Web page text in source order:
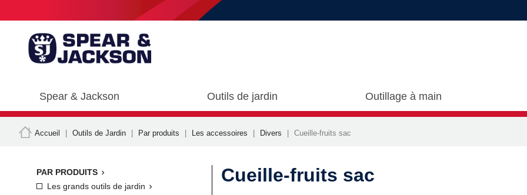
Spear & Jackson Outils de jardin Outillage à main
Accueil Outils de Jardin Par produits Les accessoires Divers Cueille-fruits sac
PAR PRODUITS 
Les grands outils de jardin 
Cueille-fruits sac